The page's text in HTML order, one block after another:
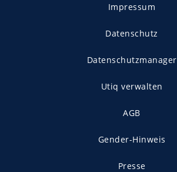
Impressum
Datenschutz
Datenschutzmanager
Utiq verwalten
AGB
Gender-Hinweis
Presse